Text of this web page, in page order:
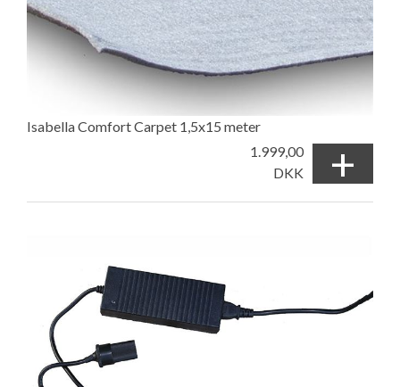
Isabella Comfort Carpet 1,5x15 meter
1.999,00
DKK
+